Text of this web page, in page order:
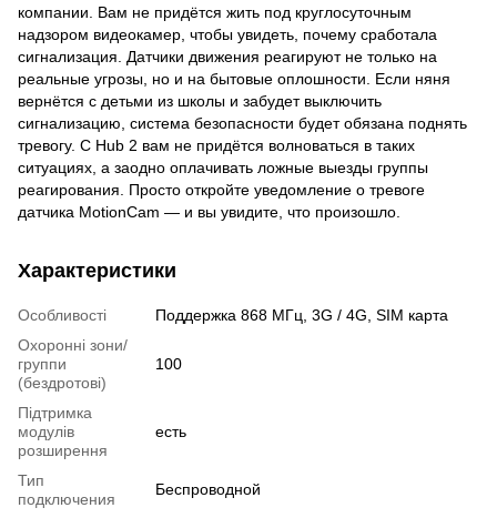
компании. Вам не придётся жить под круглосуточным
надзором видеокамер, чтобы увидеть, почему сработала
сигнализация. Датчики движения реагируют не только на
реальные угрозы, но и на бытовые оплошности. Если няня
вернётся с детьми из школы и забудет выключить
сигнализацию, система безопасности будет обязана поднять
тревогу. С Hub 2 вам не придётся волноваться в таких
ситуациях, а заодно оплачивать ложные выезды группы
реагирования. Просто откройте уведомление о тревоге
датчика MotionCam — и вы увидите, что произошло.
Характеристики
Особливості
Поддержка 868 МГц, 3G / 4G, SIM карта
Охоронні зони/
группи
(бездротові)
100
Підтримка
модулів
розширення
есть
Тип
подключения
Беспроводной